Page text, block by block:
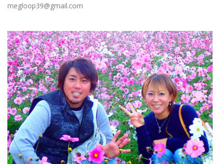
megloop39@gmail.com